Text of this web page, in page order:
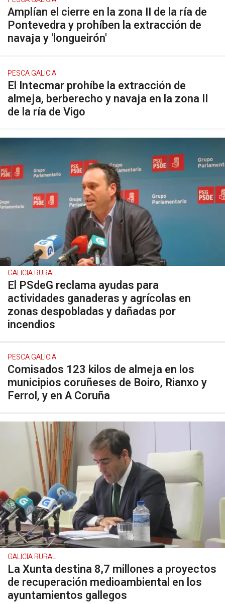
Amplían el cierre en la zona II de la ría de
Pontevedra y prohíben la extracción de
navaja y 'longueirón'
PESCA GALICIA
El Intecmar prohíbe la extracción de
almeja, berberecho y navaja en la zona II
de la ría de Vigo
GALICIA RURAL
El PSdeG reclama ayudas para
actividades ganaderas y agrícolas en
zonas despobladas y dañadas por
incendios
PESCA GALICIA
Comisados 123 kilos de almeja en los
municipios coruñeses de Boiro, Rianxo y
Ferrol, y en A Coruña
GALICIA RURAL
La Xunta destina 8,7 millones a proyectos
de recuperación medioambiental en los
ayuntamientos gallegos